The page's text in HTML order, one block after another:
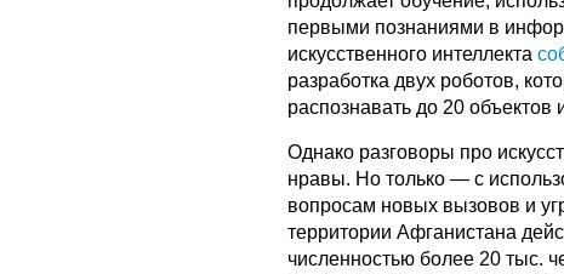
первыми познаниями в
искусственного интеллекта
разработка двух роботов,
распознавать до 20
Однако разговоры про
нравы. Но только — с
вопросам новых вызовов и
территории Афганистана
численностью более 20 тыс.